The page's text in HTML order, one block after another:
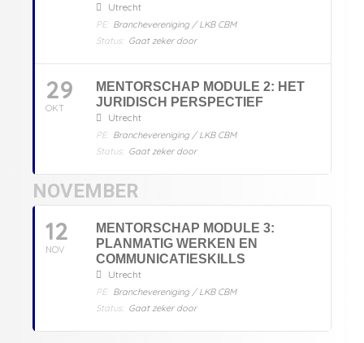
Utrecht
PE: Branchevereniging / LKB CBM
Status: Gaat zeker door
29
OKT
MENTORSCHAP MODULE 2: HET
JURIDISCH PERSPECTIEF
Utrecht
PE: Branchevereniging / LKB CBM
Status: Gaat zeker door
NOVEMBER
12
NOV
MENTORSCHAP MODULE 3:
PLANMATIG WERKEN EN
COMMUNICATIESKILLS
Utrecht
PE: Branchevereniging / LKB CBM
Status: Gaat zeker door